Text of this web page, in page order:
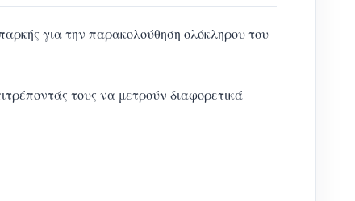
για την παρακολούθηση ολόκληρου του
τους να μετρούν διαφορετικά